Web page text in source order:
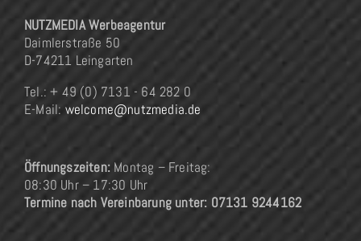
NUTZMEDIA Werbeagentur
Daimlerstraße 50
D-74211 Leingarten
Tel.: + 49 (0) 7131 - 64 282 0
E-Mail: welcome@nutzmedia.de
Öffnungszeiten: Montag – Freitag:
08:30 Uhr – 17:30 Uhr
Termine nach Vereinbarung unter: 07131 9244162